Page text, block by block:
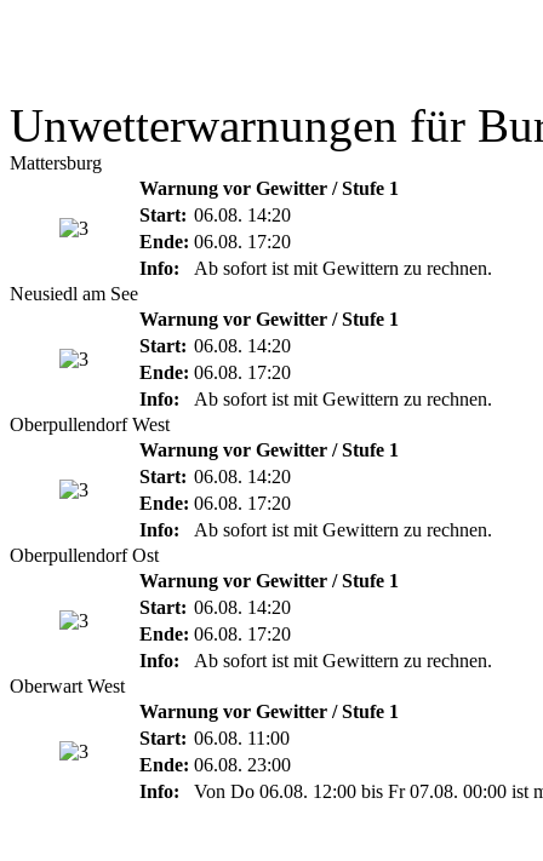
Unwetterwarnungen für
Mattersburg
Warnung vor Gewitter / Stufe 1
Start: 06.08. 14:20
Ende: 06.08. 17:20
Info:
Ab sofort ist mit Gewittern zu rechnen.
Neusiedl am See
Warnung vor Gewitter / Stufe 1
Start: 06.08. 14:20
Ende: 06.08. 17:20
Info:
Ab sofort ist mit Gewittern zu rechnen.
Oberpullendorf West
Warnung vor Gewitter / Stufe 1
Start: 06.08. 14:20
Ende: 06.08. 17:20
Info:
Ab sofort ist mit Gewittern zu rechnen.
Oberpullendorf Ost
Warnung vor Gewitter / Stufe 1
Start: 06.08. 14:20
Ende: 06.08. 17:20
Info:
Ab sofort ist mit Gewittern zu rechnen.
Oberwart West
Warnung vor Gewitter / Stufe 1
Start: 06.08. 11:00
Ende: 06.08. 23:00
Info:
Von Do 06.08. 12:00 bis Fr 07.08. 00:00 ist